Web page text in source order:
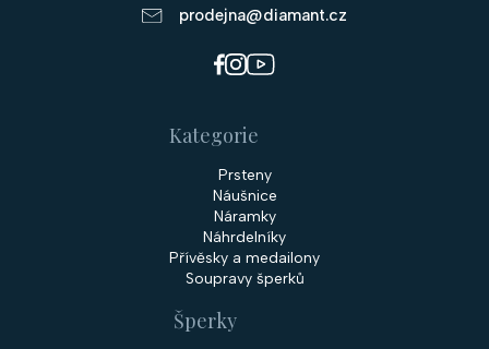
prodejna@diamant.cz
Kategorie
Prsteny
Náušnice
Náramky
Náhrdelníky
Přívěsky a medailony
Soupravy šperků
Šperky